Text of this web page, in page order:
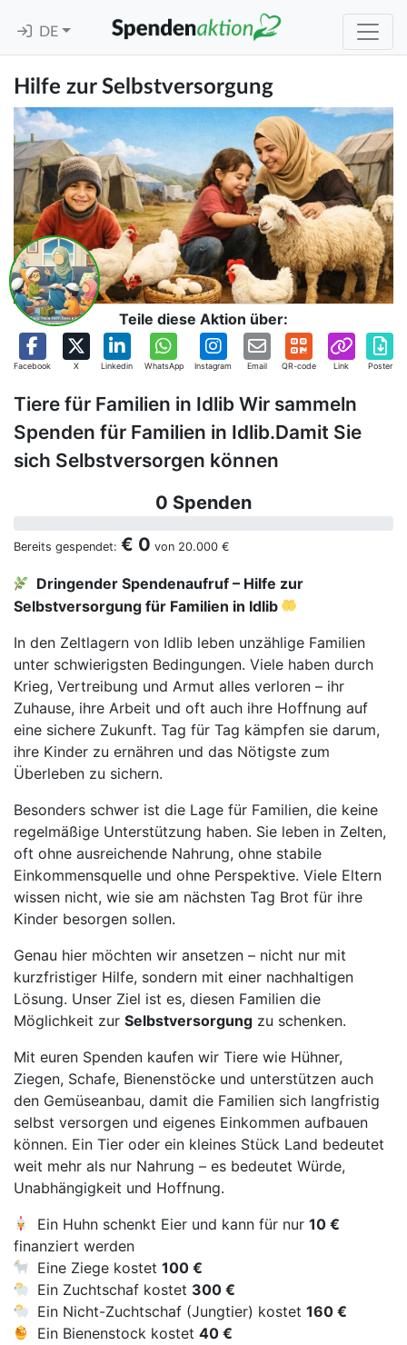
DE
Hilfe zur Selbstversorgung
Teile diese Aktion über:
Facebook X Linkedin WhatsApp Instagram Email QR-code Link Poster
Tiere für Familien in Idlib Wir sammeln
Spenden für Familien in Idlib.Damit Sie
sich Selbstversorgen können
0 Spenden
Bereits gespendet: € 0 von 20.000 €
Dringender Spendenaufruf – Hilfe zur
Selbstversorgung für Familien in Idlib
In den Zeltlagern von Idlib leben unzählige Familien
unter schwierigsten Bedingungen. Viele haben durch
Krieg, Vertreibung und Armut alles verloren – ihr
Zuhause, ihre Arbeit und oft auch ihre Hoffnung auf
eine sichere Zukunft. Tag für Tag kämpfen sie darum,
ihre Kinder zu ernähren und das Nötigste zum
Überleben zu sichern.
Besonders schwer ist die Lage für Familien, die keine
regelmäßige Unterstützung haben. Sie leben in Zelten,
oft ohne ausreichende Nahrung, ohne stabile
Einkommensquelle und ohne Perspektive. Viele Eltern
wissen nicht, wie sie am nächsten Tag Brot für ihre
Kinder besorgen sollen.
Genau hier möchten wir ansetzen – nicht nur mit
kurzfristiger Hilfe, sondern mit einer nachhaltigen
Lösung. Unser Ziel ist es, diesen Familien die
Möglichkeit zur Selbstversorgung zu schenken.
Mit euren Spenden kaufen wir Tiere wie Hühner,
Ziegen, Schafe, Bienenstöcke und unterstützen auch
den Gemüseanbau, damit die Familien sich langfristig
selbst versorgen und eigenes Einkommen aufbauen
können. Ein Tier oder ein kleines Stück Land bedeutet
weit mehr als nur Nahrung – es bedeutet Würde,
Unabhängigkeit und Hoffnung.
Ein Huhn schenkt Eier und kann für nur 10 €
finanziert werden
Eine Ziege kostet 100 €
Ein Zuchtschaf kostet 300 €
Ein Nicht-Zuchtschaf (Jungtier) kostet 160 €
Ein Bienenstock kostet 40 €